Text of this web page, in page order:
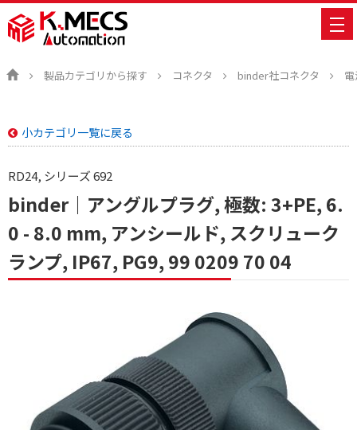
製品カテゴリから探す コネクタ binder社コネクタ
小カテゴリ一覧に戻る
RD24, シリーズ 692
binder｜アングルプラグ, 極数: 3+PE, 6.
0 - 8.0 mm, アンシールド, スクリューク
ランプ, IP67, PG9, 99 0209 70 04